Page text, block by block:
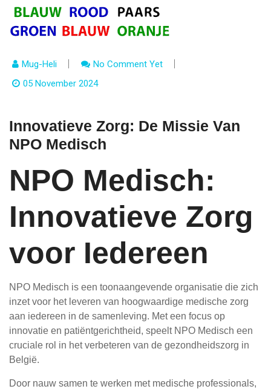
Mug-Heli
No Comment Yet
05 November 2024
Innovatieve Zorg: De Missie Van
NPO Medisch
NPO Medisch:
Innovatieve Zorg
voor Iedereen
NPO Medisch is een toonaangevende organisatie die zich
inzet voor het leveren van hoogwaardige medische zorg
aan iedereen in de samenleving. Met een focus op
innovatie en patiëntgerichtheid, speelt NPO Medisch een
cruciale rol in het verbeteren van de gezondheidszorg in
België.
Door nauw samen te werken met medische professionals,